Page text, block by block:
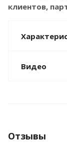
клиентов,
Видео
Отзывы